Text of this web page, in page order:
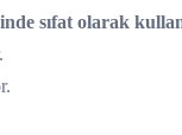
sıfat olarak